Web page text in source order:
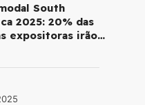
South
2025: 20% das
expositoras irão